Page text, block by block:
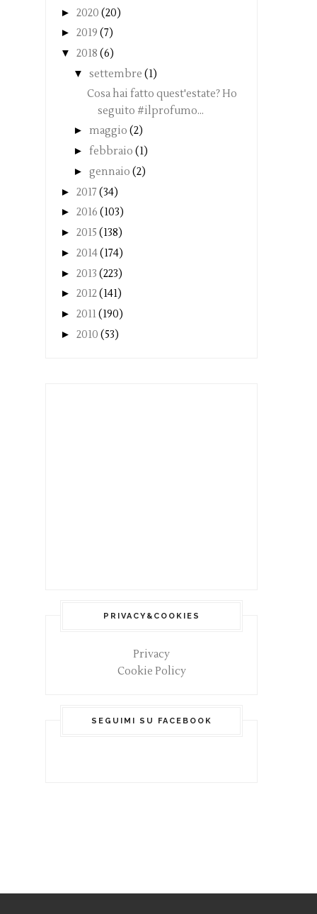
► 2020 (20)
► 2019 (7)
▼ 2018 (6)
▼ settembre (1)
Cosa hai fatto quest'estate? Ho
seguito #ilprofumo...
► maggio (2)
► febbraio (1)
► gennaio (2)
► 2017 (34)
► 2016 (103)
► 2015 (138)
► 2014(174)
► 2013 (223)
► 2012(141)
► 2011(190)
► 2010 (53)
PRIVACY&COOKIES
Privacy
Cookie Policy
SEGUIMI SU FACEBOOK